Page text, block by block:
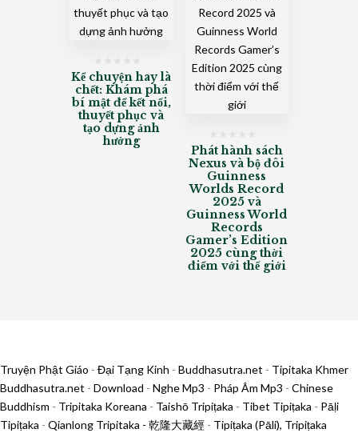
Kể chuyện hay là
chết: Khám phá
bí mật để kết nối,
thuyết phục và
tạo dựng ảnh
hưởng
Phát hành sách
Nexus và bộ đôi
Guinness
Worlds Record
2025 và
Guinness World
Records
Gamer’s Edition
2025 cùng thời
điểm với thế giới
Truyện Phật Giáo - Đại Tạng Kinh - Buddhasutra.net - Tipitaka Khmer
Buddhasutra.net - Download - Nghe Mp3 - Pháp Âm Mp3 - Chinese
Buddhism - Tripitaka Koreana - Taishō Tripiṭaka - Tibet Tipiṭaka - Pāḷi
Tipiṭaka - Qianlong Tripitaka - 乾隆大藏經 - Tipiṭaka (Pāli), Tripiṭaka